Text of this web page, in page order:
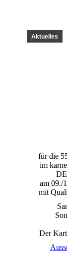
Aktuelles
für die
im
am 09./
mit
Der